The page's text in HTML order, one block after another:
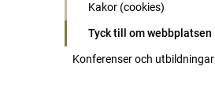
Kakor (cookies)
Tyck till om webbplatsen
Konferenser och utbildningar